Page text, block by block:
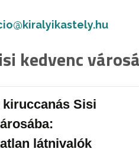
kedvenc
kiruccanás Sisi
látnivalók